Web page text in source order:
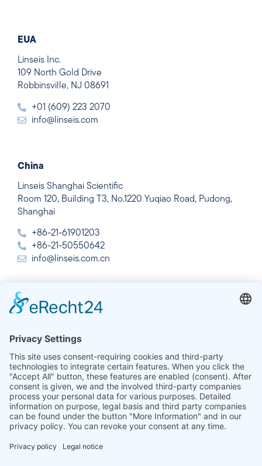
EUA
Linseis Inc.
109 North Gold Drive
Robbinsville, NJ 08691
+01 (609) 223 2070
info@linseis.com
China
Linseis Shanghai Scientific
Room 120, Building T3, No.1220 Yuqiao Road, Pudong,
Shanghai
+86-21-61901203
+86-21-50550642
info@linseis.com.cn
Índia
Plot 65, 2nd Floor, Sai Enclave,
+91-11-42883851
sales@linseis.in